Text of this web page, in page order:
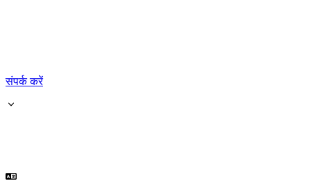
संपर्क करें